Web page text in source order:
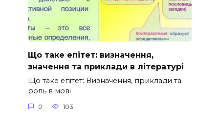
Що таке епітет: визначення,
значення та приклади в літературі
Що таке епітет: Визначення, приклади та
роль в мові
0 103